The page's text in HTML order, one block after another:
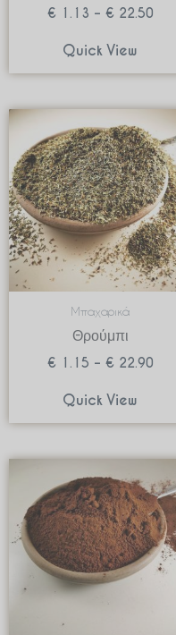
€ 1.13 – € 22.50
Quick View
Μπαχαρικά
Θρούμπι
€ 1.15 – € 22.90
€
€
Quick View
€
€